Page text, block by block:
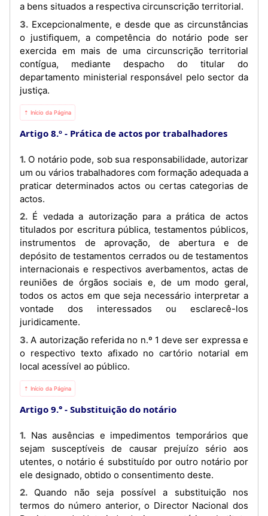
a bens situados a respectiva circunscrição territorial.
3. Excepcionalmente, e desde que as circunstâncias
o justifiquem, a competência do notário pode ser
exercida em mais de uma circunscrição territorial
contígua, mediante despacho do titular do
departamento ministerial responsável pelo sector da
justiça.
⇡ Início da Página
Artigo 8.º Prática de actos por trabalhadores
1. O notário pode, sob sua responsabilidade, autorizar
um ou vários trabalhadores com formação adequada a
praticar determinados actos ou certas categorias de
actos.
2. É vedada a autorização para a prática de actos
titulados por escritura pública, testamentos públicos,
instrumentos de aprovação, de abertura e de
depósito de testamentos cerrados ou de testamentos
internacionais e respectivos averbamentos, actas de
reuniões de órgãos sociais e, de um modo geral,
todos os actos em que seja necessário interpretar a
vontade dos interessados ou esclarecê-los
juridicamente.
3. A autorização referida no n.º 1 deve ser expressa e
o respectivo texto afixado no cartório notarial em
local acessível ao público.
⇡ Início da Página
Artigo 9.° Substituição do notário
1. Nas ausências e impedimentos temporários que
sejam susceptíveis de causar prejuízo sério aos
utentes, o notário é substituído por outro notário por
ele designado, obtido o consentimento deste.
2. Quando não seja possível a substituição nos
termos do número anterior, o Director Nacional dos